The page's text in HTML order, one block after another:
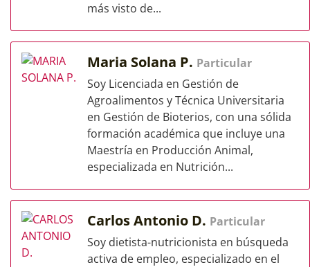
más visto de...
Maria Solana P. Particular
Soy Licenciada en Gestión de
Agroalimentos y Técnica Universitaria
en Gestión de Bioterios, con una sólida
formación académica que incluye una
Maestría en Producción Animal,
especializada en Nutrición...
Carlos Antonio D. Particular
Soy dietista-nutricionista en búsqueda
activa de empleo, especializado en el